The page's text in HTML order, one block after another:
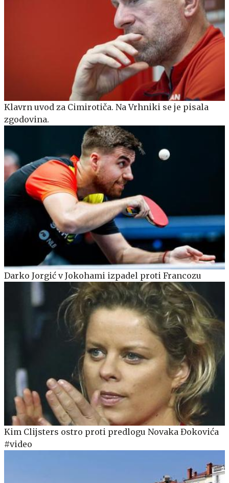
Klavrn uvod za Cimirotiča. Na Vrhniki se je pisala
zgodovina.
Darko Jorgić v Jokohami izpadel proti Francozu
Kim Clijsters ostro proti predlogu Novaka Đokovića
#video